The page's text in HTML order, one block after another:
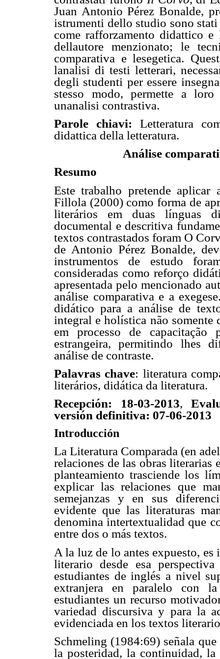
Juan Antonio Pérez Bonalde,
istrumenti dello studio sono
come rafforzamento didattico
dellautore menzionato; le
comparativa e lesegetica.
lanalisi di testi letterari,
degli studenti per essere
stesso modo, permette a
unanalisi contrastiva.
Parole chiavi: Letteratura
didattica della letteratura.
Análise
Resumo
Este trabalho pretende aplicar
Fillola (2000) como forma de
literários em duas línguas
documental e descritiva
textos contrastados foram O
de Antonio Pérez Bonalde,
instrumentos de estudo
consideradas como reforço
apresentada pelo mencionado
análise comparativa e a
didático para a análise de
integral e holística não somente
em processo de
estrangeira, permitindo lhes
análise de contraste.
Palavras chave: literatura
literários, didática da literatura.
Recepción: 18-03-2013,
versión definitiva: 07-06-2013
Introducción
La Literatura Comparada (en
relaciones de las obras literarias
planteamiento trasciende los
explicar las relaciones que
semejanzas y en sus
evidente que las literaturas
denomina intertextualidad que
entre dos o más textos.
A la luz de lo antes expuesto,
literario desde esa
estudiantes de inglés a nivel
extranjera en paralelo con
estudiantes un recurso
variedad discursiva y para la
evidenciada en los textos
Schmeling (1984:69) señala
la posteridad, la continuidad,